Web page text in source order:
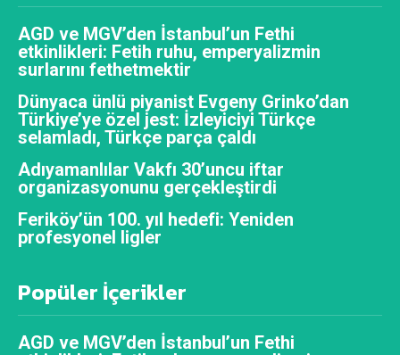
AGD ve MGV’den İstanbul’un Fethi
etkinlikleri: Fetih ruhu, emperyalizmin
surlarını fethetmektir
Dünyaca ünlü piyanist Evgeny Grinko’dan
Türkiye’ye özel jest: İzleyiciyi Türkçe
selamladı, Türkçe parça çaldı
Adıyamanlılar Vakfı 30’uncu iftar
organizasyonunu gerçekleştirdi
Feriköy’ün 100. yıl hedefi: Yeniden
profesyonel ligler
Popüler İçerikler
AGD ve MGV’den İstanbul’un Fethi